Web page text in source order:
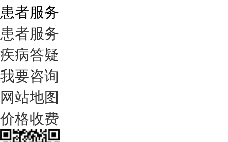
患者服务
患者服务
疾病答疑
我要咨询
网站地图
价格收费